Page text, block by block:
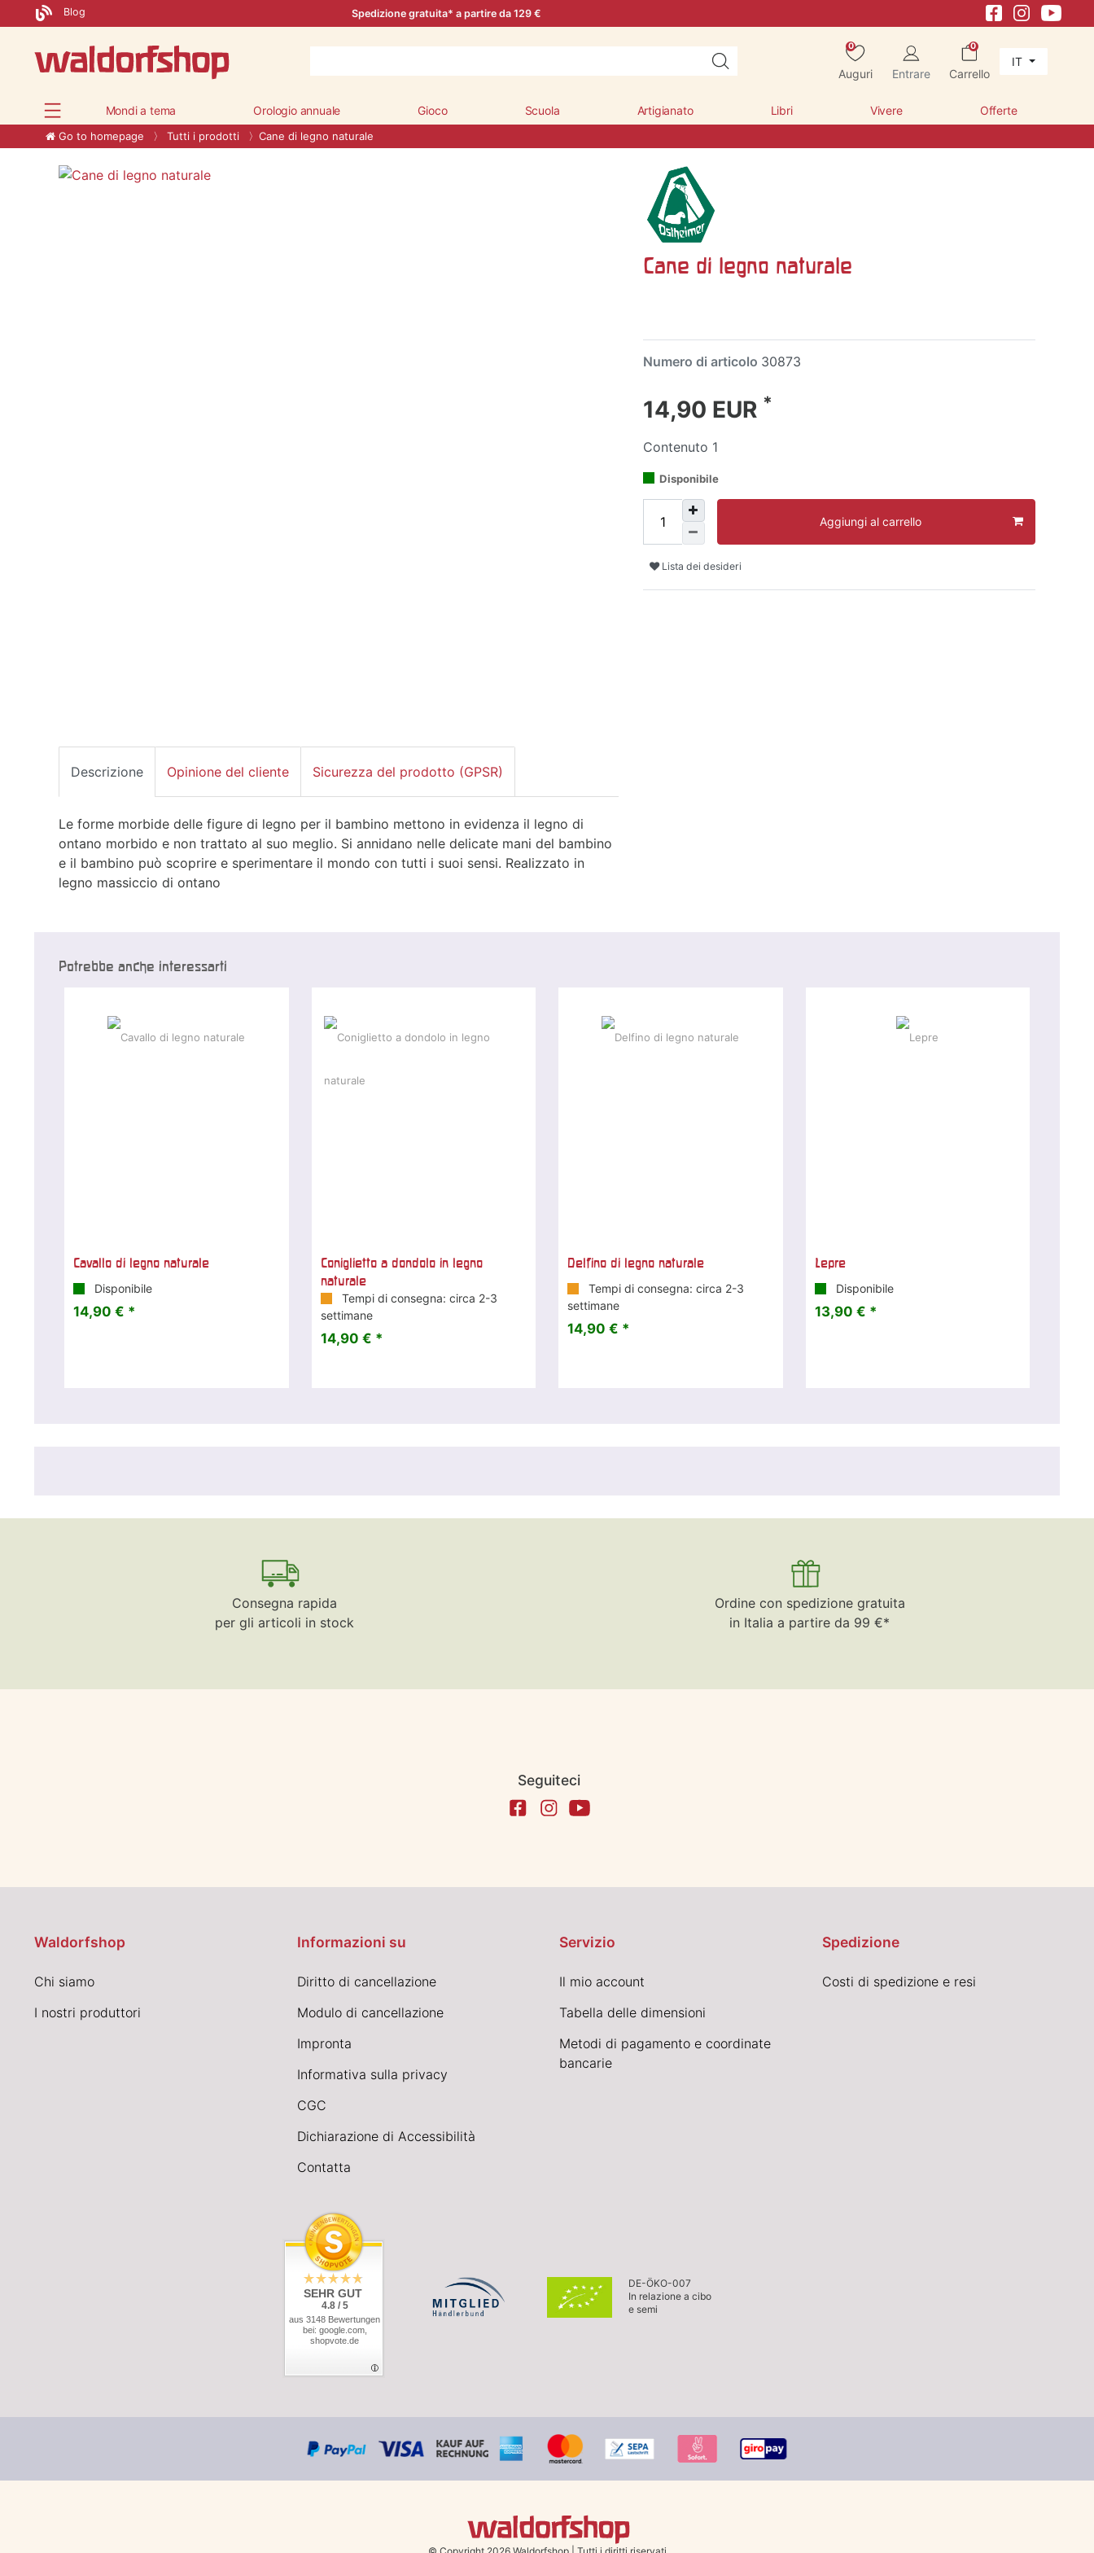
Blog Spedizione gratuita* a partire da 129 €
0
Auguri Entrare
0
Carrello
IT
Mondi a tema Orologio annuale Gioco Scuola Artigianato Libri Vivere Offerte
Go to homepage Tutti i prodotti Cane di legno naturale
Cane di legno naturale
Numero di articolo 30873
14,90 EUR *
Contenuto 1
Disponibile
Aggiungi al carrello
Lista dei desideri
Descrizione Opinione del cliente Sicurezza del prodotto (GPSR)
Le forme morbide delle figure di legno per il bambino mettono in evidenza il legno di
ontano morbido e non trattato al suo meglio. Si annidano nelle delicate mani del bambino
e il bambino può scoprire e sperimentare il mondo con tutti i suoi sensi. Realizzato in
legno massiccio di ontano
Potrebbe anche interessarti
Cavallo di legno naturale
Disponibile
14,90 € *
Coniglietto a dondolo in legno
naturale
Tempi di consegna: circa 2-3
settimane
14,90 € *
Delfino di legno naturale
Tempi di consegna: circa 2-3
settimane
14,90 € *
Lepre
Disponibile
13,90 € *
Consegna rapida
per gli articoli in stock
Ordine con spedizione gratuita
in Italia a partire da 99 €*
Seguiteci
Waldorfshop
Chi siamo
I nostri produttori
Informazioni su
Diritto di cancellazione
Modulo di cancellazione
Impronta
Informativa sulla privacy
CGC
Dichiarazione di Accessibilità
Contatta
Servizio
Il mio account
Tabella delle dimensioni
Metodi di pagamento e coordinate
bancarie
Spedizione
Costi di spedizione e resi
SEHR GUT
4.8 / 5
aus 3148 Bewertungen
bei: google.com,
shopvote.de
DE-ÖKO-007
In relazione a cibo
e semi